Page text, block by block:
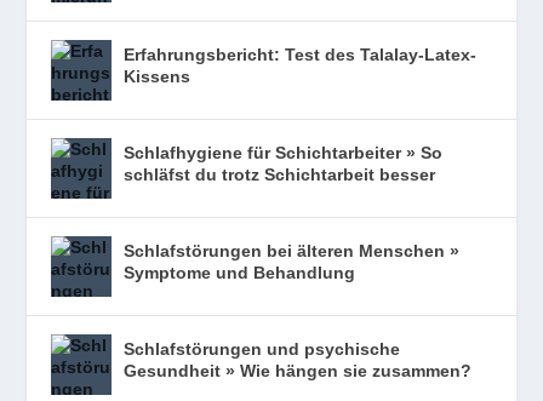
Erfahrungsbericht: Test des Talalay-Latex-
Kissens
Schlafhygiene für Schichtarbeiter » So
schläfst du trotz Schichtarbeit besser
Schlafstörungen bei älteren Menschen »
Symptome und Behandlung
Schlafstörungen und psychische
Gesundheit » Wie hängen sie zusammen?